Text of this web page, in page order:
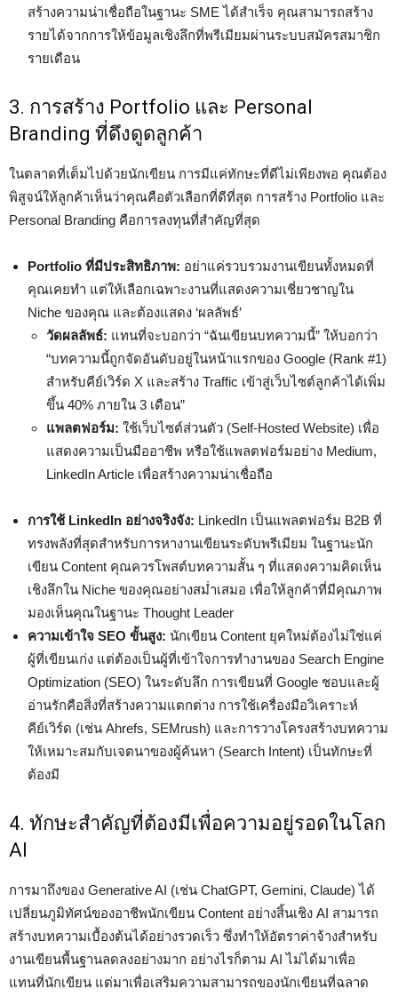
สร้างความน่าเชื่อถือในฐานะ SME ได้สำเร็จ คุณสามารถสร้าง
รายได้จากการให้ข้อมูลเชิงลึกที่พรีเมียมผ่านระบบสมัครสมาชิก
รายเดือน
3. การสร้าง Portfolio และ Personal
Branding ที่ดึงดูดลูกค้า
ในตลาดที่เต็มไปด้วยนักเขียน การมีแค่ทักษะที่ดีไม่เพียงพอ คุณต้อง
พิสูจน์ให้ลูกค้าเห็นว่าคุณคือตัวเลือกที่ดีที่สุด การสร้าง Portfolio และ
Personal Branding คือการลงทุนที่สำคัญที่สุด
Portfolio ที่มีประสิทธิภาพ: อย่าแค่รวบรวมงานเขียนทั้งหมดที่
คุณเคยทำ แต่ให้เลือกเฉพาะงานที่แสดงความเชี่ยวชาญใน
Niche ของคุณ และต้องแสดง ‘ผลลัพธ์’
วัดผลลัพธ์: แทนที่จะบอกว่า “ฉันเขียนบทความนี้” ให้บอกว่า
“บทความนี้ถูกจัดอันดับอยู่ในหน้าแรกของ Google (Rank #1)
สำหรับคีย์เวิร์ด X และสร้าง Traffic เข้าสู่เว็บไซต์ลูกค้าได้เพิ่ม
ขึ้น 40% ภายใน 3 เดือน”
แพลตฟอร์ม: ใช้เว็บไซต์ส่วนตัว (Self-Hosted Website) เพื่อ
แสดงความเป็นมืออาชีพ หรือใช้แพลตฟอร์มอย่าง Medium,
LinkedIn Article เพื่อสร้างความน่าเชื่อถือ
การใช้ LinkedIn อย่างจริงจัง: LinkedIn เป็นแพลตฟอร์ม B2B ที่
ทรงพลังที่สุดสำหรับการหางานเขียนระดับพรีเมียม ในฐานะนัก
เขียน Content คุณควรโพสต์บทความสั้น ๆ ที่แสดงความคิดเห็น
เชิงลึกใน Niche ของคุณอย่างสม่ำเสมอ เพื่อให้ลูกค้าที่มีคุณภาพ
มองเห็นคุณในฐานะ Thought Leader
ความเข้าใจ SEO ขั้นสูง: นักเขียน Content ยุคใหม่ต้องไม่ใช่แค่
ผู้ที่เขียนเก่ง แต่ต้องเป็นผู้ที่เข้าใจการทำงานของ Search Engine
Optimization (SEO) ในระดับลึก การเขียนที่ Google ชอบและผู้
อ่านรักคือสิ่งที่สร้างความแตกต่าง การใช้เครื่องมือวิเคราะห์
คีย์เวิร์ด (เช่น Ahrefs, SEMrush) และการวางโครงสร้างบทความ
ให้เหมาะสมกับเจตนาของผู้ค้นหา (Search Intent) เป็นทักษะที่
ต้องมี
4. ทักษะสำคัญที่ต้องมีเพื่อความอยู่รอดในโลก
AI
การมาถึงของ Generative AI (เช่น ChatGPT, Gemini, Claude) ได้
เปลี่ยนภูมิทัศน์ของอาชีพนักเขียน Content อย่างสิ้นเชิง AI สามารถ
สร้างบทความเบื้องต้นได้อย่างรวดเร็ว ซึ่งทำให้อัตราค่าจ้างสำหรับ
งานเขียนพื้นฐานลดลงอย่างมาก อย่างไรก็ตาม AI ไม่ได้มาเพื่อ
แทนที่นักเขียน แต่มาเพื่อเสริมความสามารถของนักเขียนที่ฉลาด